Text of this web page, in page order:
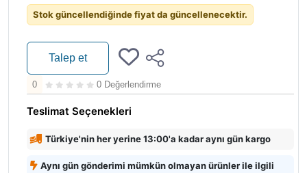
Stok güncellendiğinde fiyat da güncellenecektir.
Talep et
0 0 Değerlendirme
Teslimat Seçenekleri
Türkiye'nin her yerine 13:00'a kadar aynı gün kargo
Aynı gün gönderimi mümkün olmayan ürünler ile ilgili